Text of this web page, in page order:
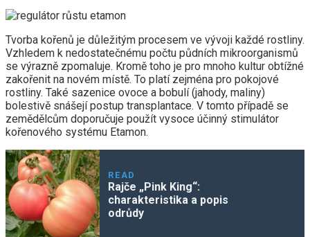
Tvorba kořenů je důležitým procesem ve vývoji každé rostliny.
Vzhledem k nedostatečnému počtu půdních mikroorganismů
se výrazně zpomaluje. Kromě toho je pro mnoho kultur obtížné
zakořenit na novém místě. To platí zejména pro pokojové
rostliny. Také sazenice ovoce a bobulí (jahody, maliny)
bolestivě snášejí postup transplantace. V tomto případě se
zemědělcům doporučuje použít vysoce účinný stimulátor
kořenového systému Etamon.
READ
Rajče „Pink King“:
charakteristika a popis
odrůdy